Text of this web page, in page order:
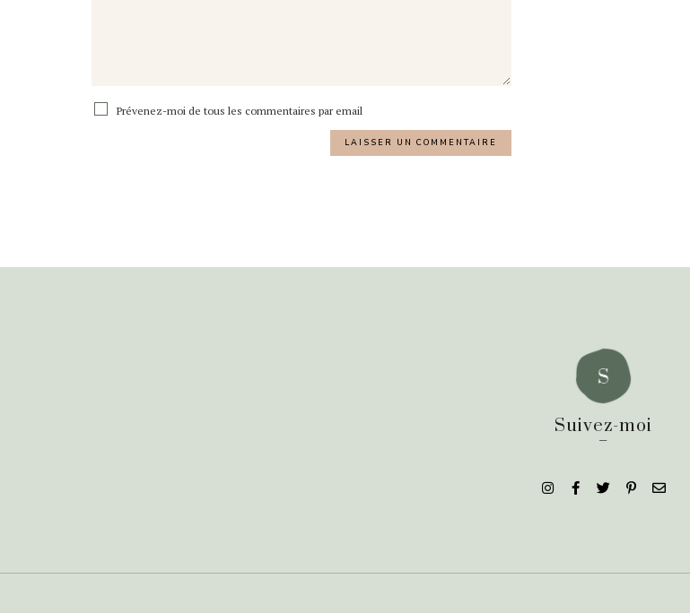
Prévenez-moi de tous les commentaires par email
Suivez-moi
_